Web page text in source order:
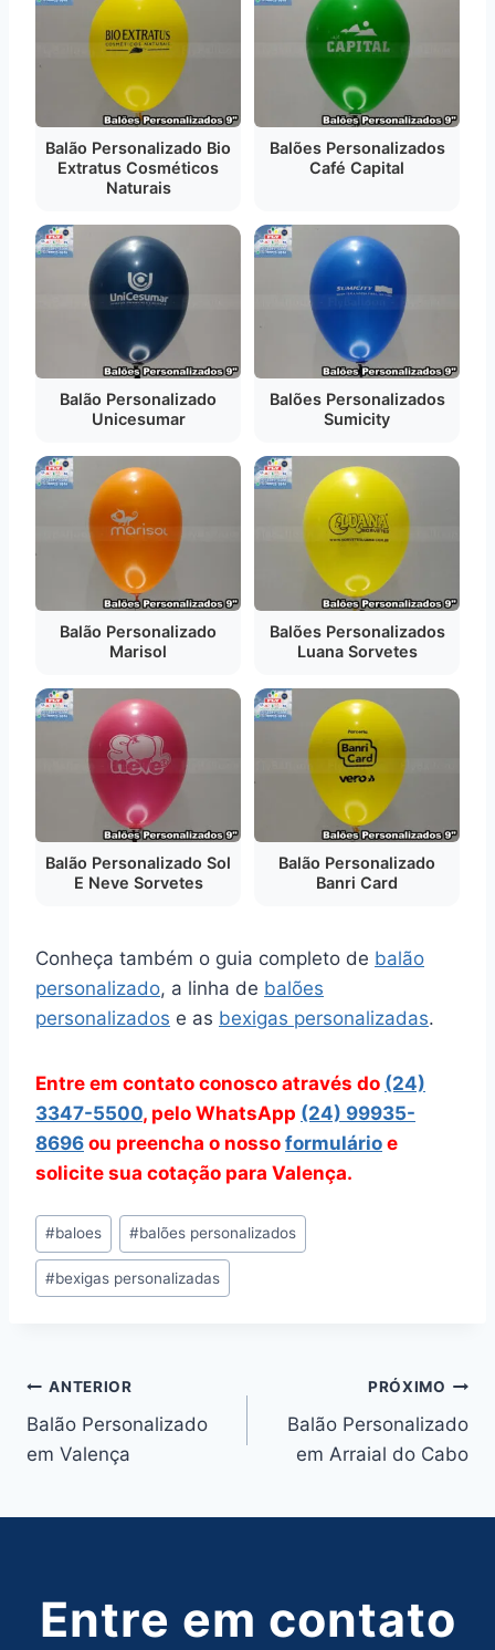
Balão Personalizado Bio
Extratus Cosméticos
Naturais
Balões Personalizados
Café Capital
Balão Personalizado
Unicesumar
Balões Personalizados
Sumicity
Balão Personalizado
Marisol
Balões Personalizados
Luana Sorvetes
Balão Personalizado Sol
E Neve Sorvetes
Balão Personalizado
Banri Card
Conheça também o guia completo de balão
personalizado, a linha de balões
personalizados e as bexigas personalizadas.
Entre em contato conosco através do (24)
3347-5500, pelo WhatsApp (24) 99935-
8696 ou preencha o nosso formulário e
solicite sua cotação para Valença.
Tags
do
Post:
#baloes #balões personalizados
#bexigas personalizadas
Navegação
de
ANTERIOR
Balão Personalizado
em Valença
PRÓXIMO
Balão Personalizado
em Arraial do Cabo
Entre em contato